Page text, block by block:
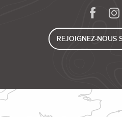
REJOIGNEZ-NOUS